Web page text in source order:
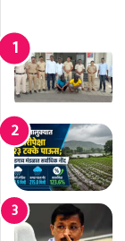
गॅ
स
सि
लें
ड
र
लं
पा
स
ग
मि
रे
दे
व
यां
च्या
ज
न्म
दि
ना